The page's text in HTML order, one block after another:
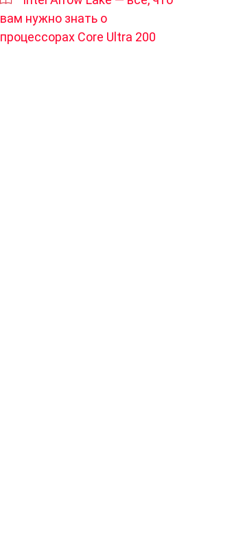
вам нужно знать о
процессорах Core Ultra 200